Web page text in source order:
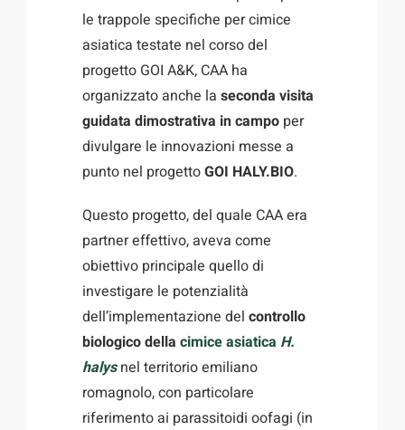
le trappole specifiche per cimice
asiatica testate nel corso del
progetto GOI A&K, CAA ha
organizzato anche laseconda visita
guidata dimostrativa in campo per
divulgare le innovazioni messe a
punto nel progettoGOI HALY.BIO.
Questo progetto, del quale CAA era
partner effettivo, aveva come
obiettivo principale quello di
investigare le potenzialità
dell’implementazione delcontrollo
biologico dellacimice asiatica H.
halysnel territorio emiliano
romagnolo, con particolare
riferimento ai parassitoidi oofagi (in